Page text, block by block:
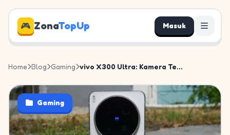
🎮 ZonaTopUp Masuk
Home Blog Gaming vivo X300 Ultra: Kamera Terbai...
Gaming